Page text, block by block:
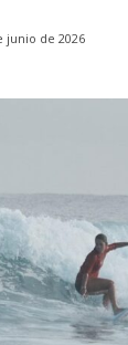
junio de 2026